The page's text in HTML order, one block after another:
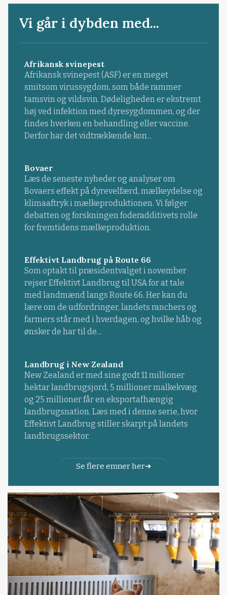
Vi går i dybden med...
Afrikansk svinepest
Afrikansk svinepest (ASF) er en meget
smitsom virussygdom, som både rammer
tamsvin og vildsvin. Dødeligheden er ekstremt
høj ved infektion med dyresygdommen, og der
findes hverken en behandling eller vaccine.
Derfor har det vidtrækkende kon...
Bovaer
Læs de seneste nyheder og analyser om
Bovaers effekt på dyrevelfærd, mælkeydelse og
klimaaftryk i mælkeproduktionen. Vi følger
debatten og forskningen foderadditivets rolle
for fremtidens mælkeproduktion.
Effektivt Landbrug på Route 66
Som optakt til præsidentvalget i november
rejser Effektivt Landbrug til USA for at tale
med landmænd langs Route 66. Her kan du
lære om de udfordringer, landets ranchers og
farmers står med i hverdagen, og hvilke håb og
ønsker de har til de...
Landbrug i New Zealand
New Zealand er med sine godt 11 millioner
hektar landbrugsjord, 5 millioner malkekvæg
og 25 millioner får en eksportafhængig
landbrugsnation. Læs med i denne serie, hvor
Effektivt Landbrug stiller skarpt på landets
landbrugssektor.
Se flere emner her